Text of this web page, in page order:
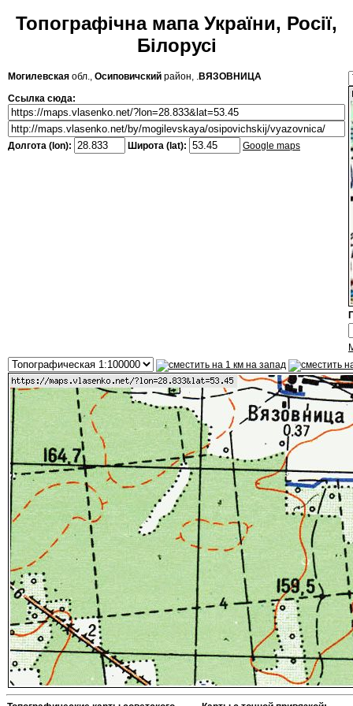
Топографічна мапа України, Росії,
Білорусі
Могилевская обл., Осиповичский район, .ВЯЗОВНИЦА
Ссылка сюда:
Долгота (lon): Широта (lat): Google maps